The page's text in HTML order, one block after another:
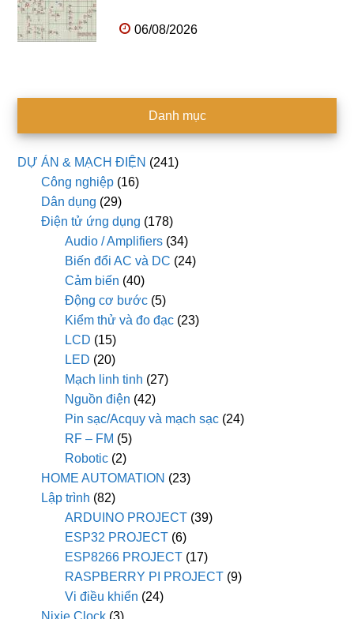
06/08/2026
Danh mục
DỰ ÁN & MẠCH ĐIỆN (241)
Công nghiệp (16)
Dân dụng (29)
Điện tử ứng dụng (178)
Audio / Amplifiers (34)
Biến đổi AC và DC (24)
Cảm biến (40)
Động cơ bước (5)
Kiểm thử và đo đạc (23)
LCD (15)
LED (20)
Mạch linh tinh (27)
Nguồn điện (42)
Pin sạc/Acquy và mạch sạc (24)
RF – FM (5)
Robotic (2)
HOME AUTOMATION (23)
Lập trình (82)
ARDUINO PROJECT (39)
ESP32 PROJECT (6)
ESP8266 PROJECT (17)
RASPBERRY PI PROJECT (9)
Vi điều khiển (24)
Nixie Clock (3)